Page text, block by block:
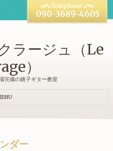
ラージュ（Le
）
完備の銚子ギター教室
090-3689-4605
ダー